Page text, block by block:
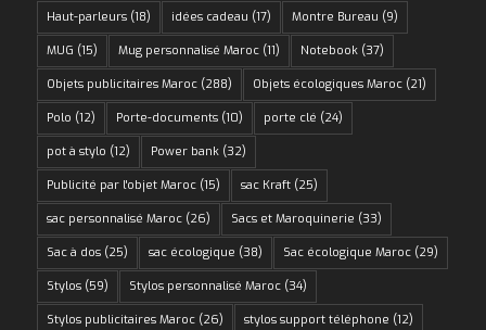
Haut-parleurs(18) idées cadeau (17) Montre Bureau (9)
MUG (15) Mug personnalisé Maroc(11) Notebook(37)
Objets publicitaires Maroc(288) Objets écologiques Maroc(21)
Polo (12) Porte-documents(10) porte clé (24)
pot à stylo (12) Power bank(32)
Publicité par l'objet Maroc(15) sac Kraft(25)
sac personnalisé Maroc(26) Sacs et Maroquinerie (33)
Sac à dos(25) sac écologique (38) Sac écologique Maroc(29)
Stylos(59) Stylos personnalisé Maroc(34)
Stylos publicitaires Maroc(26) stylos support téléphone (12)